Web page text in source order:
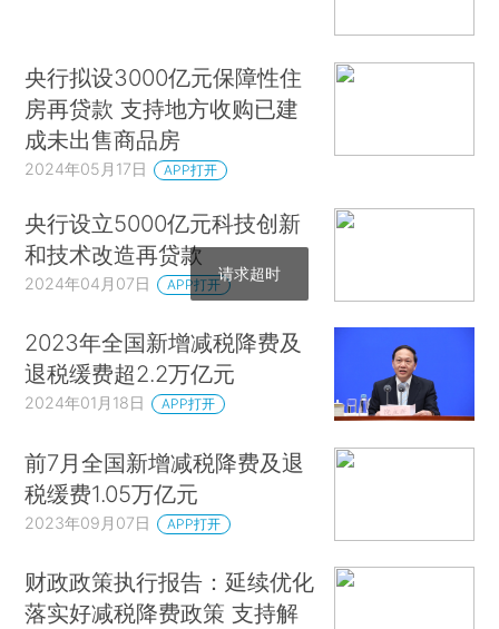
央行拟设3000亿元保障性住
房再贷款 支持地方收购已建
成未出售商品房
2024年05月17日 APP打开
央行设立5000亿元科技创新
和技术改造再贷款
2024年04月07日 APP打开
2023年全国新增减税降费及
退税缓费超2.2万亿元
2024年01月18日 APP打开
前7月全国新增减税降费及退
税缓费1.05万亿元
2023年09月07日 APP打开
财政政策执行报告：延续优化
落实好减税降费政策 支持解
请求超时